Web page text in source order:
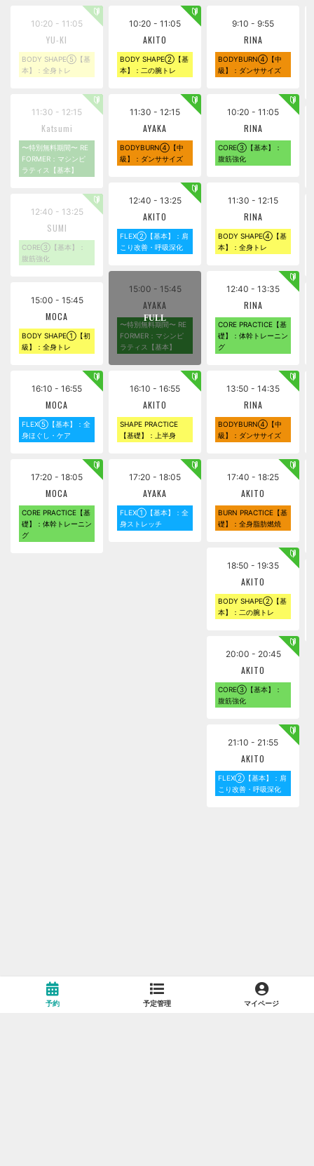
10:20 - 11:05
YU-KI
BODY SHAPE⑤【基
本】：全身トレ
11:30 - 12:15
Katsumi
〜特別無料期間〜 RE
FORMER：マシンピ
ラティス【基本】
12:40 - 13:25
SUMI
CORE③【基本】：
腹筋強化
15:00 - 15:45
MOCA
BODY SHAPE①【初
級】：全身トレ
16:10 - 16:55
MOCA
FLEX⑤【基本】：全
身ほぐし・ケア
17:20 - 18:05
MOCA
CORE PRACTICE【基
礎】：体幹トレーニン
グ
10:20 - 11:05
AKITO
BODY SHAPE②【基
本】：二の腕トレ
11:30 - 12:15
AYAKA
BODYBURN④【中
級】：ダンササイズ
12:40 - 13:25
AKITO
FLEX②【基本】：肩
こり改善・呼吸深化
15:00 - 15:45
AYAKA
〜特別無料期間〜 RE
FORMER：マシンピ
ラティス【基本】
16:10 - 16:55
AKITO
SHAPE PRACTICE
【基礎】：上半身
17:20 - 18:05
AYAKA
FLEX①【基本】：全
身ストレッチ
9:10 - 9:55
RINA
BODYBURN④【中
級】：ダンササイズ
10:20 - 11:05
RINA
CORE③【基本】：
腹筋強化
11:30 - 12:15
RINA
BODY SHAPE④【基
本】：全身トレ
12:40 - 13:35
RINA
CORE PRACTICE【基
礎】：体幹トレーニン
グ
13:50 - 14:35
RINA
BODYBURN④【中
級】：ダンササイズ
17:40 - 18:25
AKITO
BURN PRACTICE【基
礎】：全身脂肪燃焼
18:50 - 19:35
AKITO
BODY SHAPE②【基
本】：二の腕トレ
20:00 - 20:45
AKITO
CORE③【基本】：
腹筋強化
21:10 - 21:55
AKITO
FLEX②【基本】：肩
こり改善・呼吸深化
予約 予定管理 マイページ